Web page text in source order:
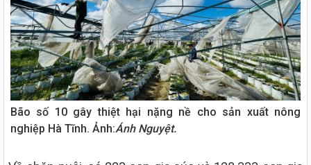
Bão số 10 gây thiệt hại nặng nề cho sản xuất nông
nghiệp Hà Tĩnh. Ảnh:Ánh Nguyệt.